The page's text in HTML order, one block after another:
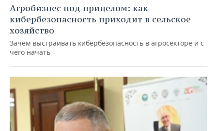
Агробизнес под прицелом: как
кибербезопасность приходит в сельское
хозяйство
Зачем выстраивать кибербезопасность в агросекторе и с
чего начать